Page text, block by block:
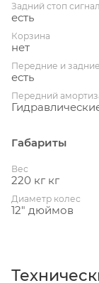
Задний стоп сигнал
есть
Корзина
нет
Передние и
есть
Передний
Габариты
Вес
220 кг кг
Диаметр колес
12" дюймов